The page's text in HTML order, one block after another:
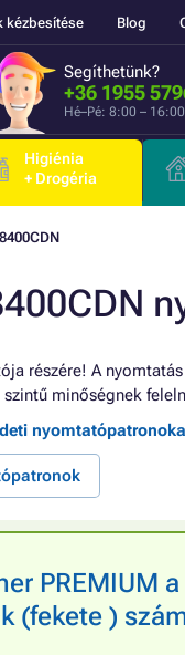
kézbesítése Blog
Segíthetünk?
+36 1955
Hé–Pé: 8:00 – 16:00
Higiénia
+ Drogéria
részére! A
minőségnek
PREMIUM
(fekete )